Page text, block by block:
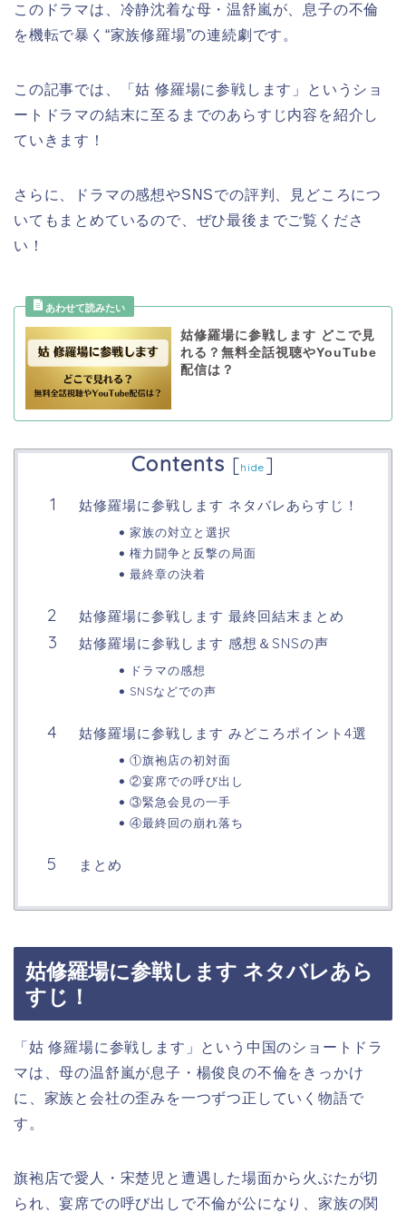
このドラマは、冷静沈着な母・温舒嵐が、息子の不倫
を機転で暴く“家族修羅場”の連続劇です。​
この記事では、 「姑 修羅場に参戦します」
というショ
ートドラマの結末に至るまでのあらすじ内容を紹介し
ていきます！
さらに、ドラマの感想やSNSでの評判、見どころにつ
いてもまとめているので、ぜひ最後までご覧くださ
い！
姑修羅場に参戦します どこで見
れる？無料全話視聴やYouTube
配信は？
Contents [hide ]
姑修羅場に参戦します ネタバレあらすじ！
家族の対立と選択
権力闘争と反撃の局面
最終章の決着
姑修羅場に参戦します 最終回結末まとめ
姑修羅場に参戦します 感想＆SNSの声
ドラマの感想
SNSなどでの声
姑修羅場に参戦します みどころポイント4選
①旗袍店の初対面
②宴席での呼び出し
③緊急会見の一手
④最終回の崩れ落ち
まとめ
姑修羅場に参戦します ネタバレあら
すじ！
「姑 修羅場に参戦します」という中国のショートドラ
マは、母の温舒嵐が息子・楊俊良の不倫をきっかけ
に、家族と会社の歪みを一つずつ正していく物語で
す。
旗袍店で愛人・宋楚児と遭遇した場面から火ぶたが切
られ、宴席での呼び出しで不倫が公になり、家族の関